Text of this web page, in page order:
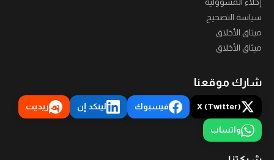
سياسة التصحيح
ميثاق الأخلاق
ميثاق الأخلاق
شارك موقعنا
X (Twitter) فيسبوك لينكد إن ريديت
واتساب